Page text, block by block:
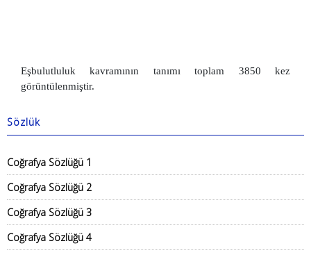
Eşbulutluluk kavramının tanımı toplam 3850 kez
görüntülenmiştir.
Sözlük
Coğrafya Sözlüğü 1
Coğrafya Sözlüğü 2
Coğrafya Sözlüğü 3
Coğrafya Sözlüğü 4